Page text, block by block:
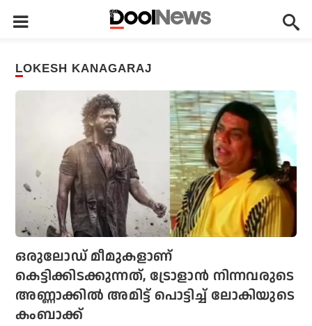
LOKESH KANAGARAJ
ഒരുലോഡ് മീമുകളാണ്
കെട്ടിക്കിടക്കുന്നത്, ട്രോളാന്‍ നിന്നവരുടെ
അണ്ണാക്കില്‍ അമിട്ട് പൊട്ടിച്ച് ലോകിയുടെ
കംബാക്ക്